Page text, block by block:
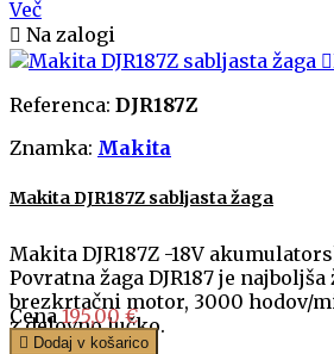
Več
 Na zalogi

Referenca: DJR187Z
Znamka: Makita
Makita DJR187Z sabljasta žaga
Makita DJR187Z -18V
Povratna žaga DJR187 je
brezkrtačni motor, 3000 hodov/
z delovno lučko.
Cena 195,00 €
 Dodaj v košarico